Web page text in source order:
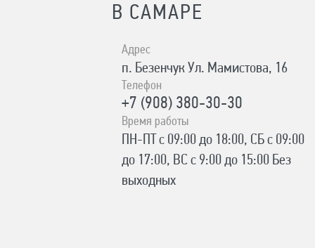
В САМАРЕ
Адрес
п. Безенчук Ул. Мамистова, 16
Телефон
+7 (908) 380-30-30
Время работы
ПН-ПТ с 09:00 до 18:00, СБ с 09:00
до 17:00, ВС с 9:00 до 15:00 Без
выходных